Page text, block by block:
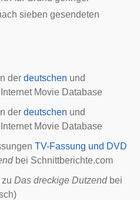
sieben gesendeten
der deutschen und
Internet Movie Database
der deutschen und
Internet Movie Database
TV-Fassung und DVD
bei Schnittberichte.com
zu Das dreckige Dutzendbei